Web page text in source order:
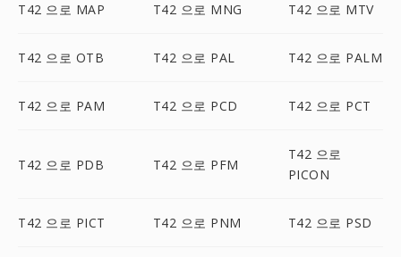
T42 으로 MAP T42 으로 MNG T42 으로 MTV
T42 으로 OTB T42 으로 PAL T42 으로 PALM
T42 으로 PAM T42 으로 PCD T42 으로 PCT
T42 으로 PDB T42 으로 PFM
T42 으로
PICON
T42 으로 PICT T42 으로 PNM T42 으로 PSD